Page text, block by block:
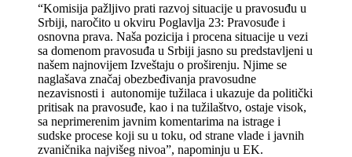
“Komisija pažljivo prati razvoj situacije u pravosuđu u
Srbiji, naročito u okviru Poglavlja 23: Pravosuđe i
osnovna prava. Naša pozicija i procena situacije u vezi
sa domenom pravosuđa u Srbiji jasno su predstavljeni u
našem najnovijem Izveštaju o proširenju. Njime se
naglašava značaj obezbeđivanja pravosudne
nezavisnosti i autonomije tužilaca i ukazuje da politički
pritisak na pravosuđe, kao i na tužilaštvo, ostaje visok,
sa neprimerenim javnim komentarima na istrage i
sudske procese koji su u toku, od strane vlade i javnih
zvaničnika najvišeg nivoa”, napominju u EK.